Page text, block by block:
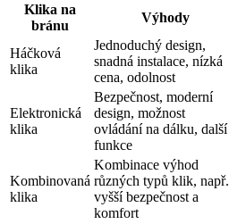
Klika na
bránu
Výhody
Háčková
klika
Jednoduchý design,⁤
snadná instalace, ​nízká
cena, odolnost
Elektronická⁢
klika
Bezpečnost, moderní
design, možnost
ovládání ‌na‍ dálku, další
⁢funkce
Kombinovaná
klika
Kombinace výhod
různých typů klik, např.
vyšší⁢ bezpečnost a‍
komfort